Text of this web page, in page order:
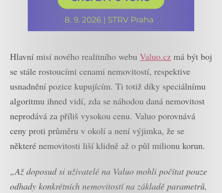
Hlavní misí nového realitního webu Valuo.cz má být boj
se stále rostoucími cenami nemovitostí, respektive
usnadnění pozice kupujícím. Ti totiž díky speciálnímu
algoritmu ihned vidí, zda se náhodou daná nemovitost
neprodává za příliš vysokou cenu. Valuo porovnává
ceny proti průměru v okolí a není výjimka, že se
některé nemovitosti liší klidně až o půl milionu korun.
„Až doposud si uživatelé na Valuo mohli počítat pouze
odhady konkrétních nemovitostí na základě parametrů,